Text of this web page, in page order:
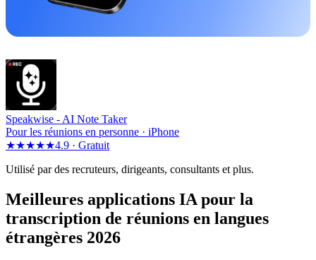
Speakwise - AI Note Taker
Pour les réunions en personne · iPhone
★★★★★4.9 · Gratuit
Utilisé par des recruteurs, dirigeants, consultants et plus.
Meilleures applications IA pour la
transcription de réunions en langues
étrangères 2026